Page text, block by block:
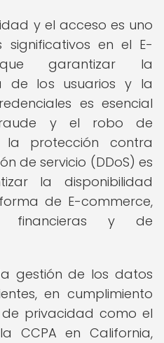
y el acceso es uno
en el E-
garantizar la
de los usuarios y la
es esencial
y el robo de
la protección contra
de servicio (DDoS) es
la disponibilidad
de E-commerce,
financieras y de
gestión de los datos
en cumplimiento
privacidad como el
CCPA en California,